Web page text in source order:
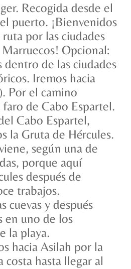
Recogida desde el
puerto. ¡Bienvenidos
por las ciudades
Opcional:
dentro de las ciudades
Iremos hacia
Por el camino
de Cabo Espartel.
Cabo Espartel,
la Gruta de Hércules.
según una de
porque aquí
después de
trabajos.
cuevas y después
en uno de los
la playa.
hacia Asilah por la
costa hasta llegar al